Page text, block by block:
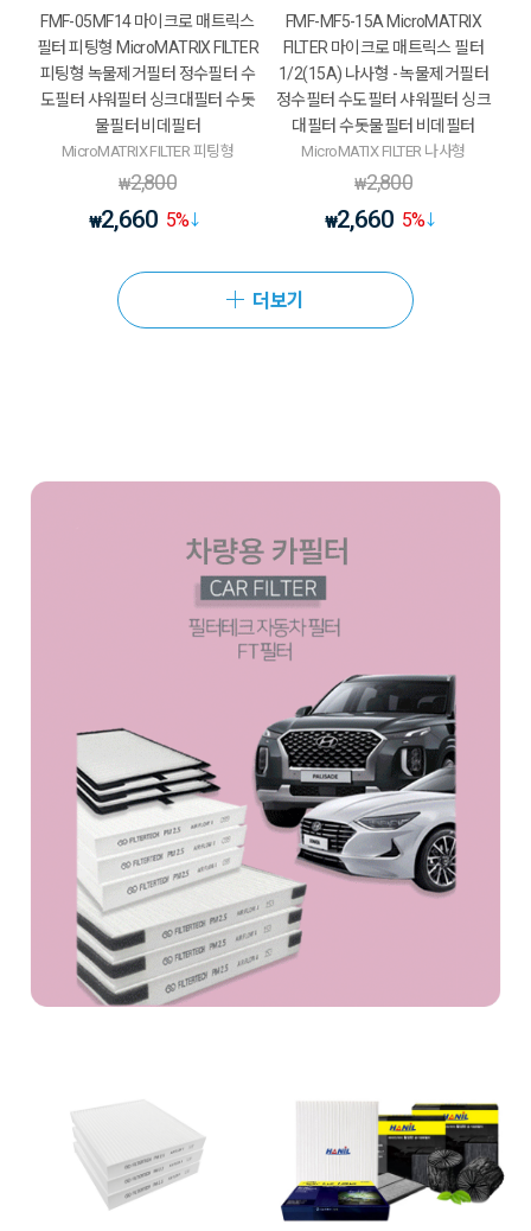
FMF-05MF14 마이크로 매트릭스
필터 피팅형 MicroMATRIX FILTER
피팅형 녹물제거필터 정수필터 수
도필터 샤워필터 싱크대필터 수돗
물필터 비데필터
MicroMATRIX FILTER 피팅형
₩2,800
₩2,660 5%
FMF-MF5-15A MicroMATRIX
FILTER 마이크로 매트릭스 필터
1/2(15A) 나사형 - 녹물제거필터
정수필터 수도필터 샤워필터 싱크
대필터 수돗물필터 비데필터
MicroMATIX FILTER 나사형
₩2,800
₩2,660 5%
더보기